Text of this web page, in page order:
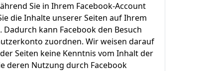
Sie in Ihrem Facebook-Account
die Inhalte unserer Seiten auf Ihrem
kann Facebook den Besuch
zuordnen. Wir weisen darauf
Seiten keine Kenntnis vom Inhalt der
deren Nutzung durch Facebook